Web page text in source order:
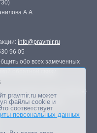
А.А.
info@pravmir.ru
96 05
обо всех замеченных
изданиях (книгах, прессе)
редакции.
pravmir.ru может
файлы cookie и
соответствует
персональных данных